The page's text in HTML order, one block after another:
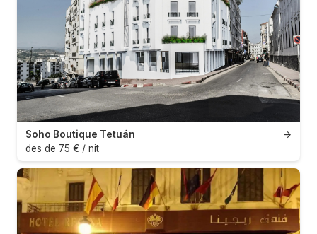
→
Soho Boutique Tetuán
des de 75 € / nit